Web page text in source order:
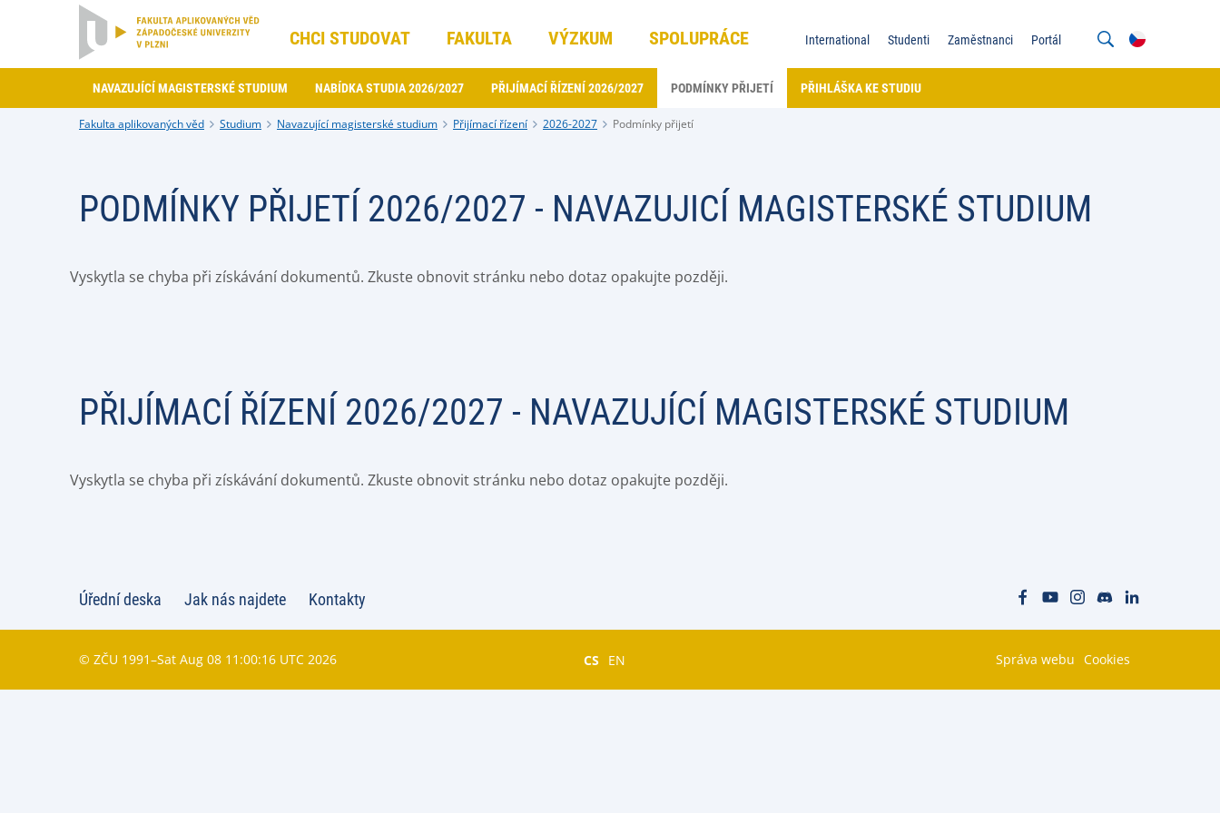
CHCI STUDOVAT FAKULTA VÝZKUM SPOLUPRÁCE International Studenti Zaměstnanci Portál
NAVAZUJÍCÍ MAGISTERSKÉ STUDIUM NABÍDKA STUDIA 2026/2027 PŘIJÍMACÍ ŘÍZENÍ 2026/2027 PODMÍNKY PŘIJETÍ PŘIHLÁŠKA KE STUDIU
Fakulta aplikovaných věd Studium Navazující magisterské studium Přijímací řízení 2026-2027 Podmínky přijetí
PODMÍNKY PŘIJETÍ 2026/2027 - NAVAZUJICÍ MAGISTERSKÉ STUDIUM
Vyskytla se chyba při získávání dokumentů. Zkuste obnovit stránku nebo dotaz opakujte později.
PŘIJÍMACÍ ŘÍZENÍ 2026/2027 - NAVAZUJÍCÍ MAGISTERSKÉ STUDIUM
Vyskytla se chyba při získávání dokumentů. Zkuste obnovit stránku nebo dotaz opakujte později.
Úřední deska Jak nás najdete Kontakty
© ZČU 1991–Sat Aug 08 11:00:16 UTC 2026 CS EN Správa webu Cookies